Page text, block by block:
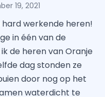
19, 2021
hard werkende heren!
in één van de
de heren van Oranje
dag stonden ze
door nog op het
waterdicht te